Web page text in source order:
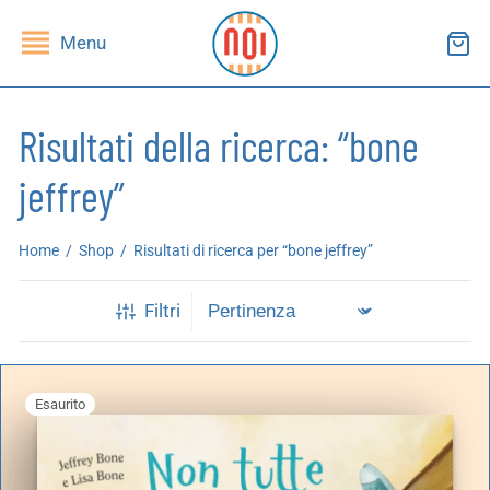
Menu
Risultati della ricerca: “bone
jeffrey”
Home / Shop / Risultati di ricerca per “bone jeffrey”
Filtri
Esaurito
DI LETTURA